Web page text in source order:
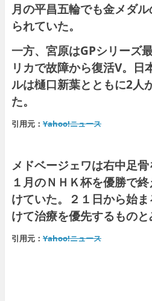
月の平昌五輪でも金メダ
られていた。
一方、宮原はGPシリーズ
リカで故障から復活V。日
ルは樋口新葉とともに2人
た。
引用元： Yahoo!ニュース
メドベージェワは右中足
１月のＮＨＫ杯を優勝で
けていた。２１日から始
けて治療を優先するものと
引用元： Yahoo!ニュース